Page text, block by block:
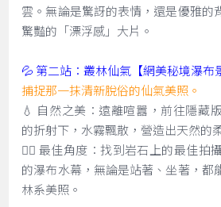
雲。無論是驚訝的表情，還是優雅的
驚豔的「漂浮感」大片。
💦 第二站：叢林仙氣【網美秘境瀑布
捕捉那一抹清新脫俗的仙氣美照。
💧 自然之美：遠離喧囂，前往隱藏
的折射下，水霧飄散，營造出天然的
🧚‍♀️ 最佳角度：找到岩石上的最佳拍
的瀑布水幕，無論是站著、坐著，都
林系美照。